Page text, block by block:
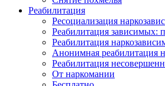
Реабилитация
Ресоциализация
Реабилитация зависимых:
Реабилитация
Анонимная реабилитация
Реабилитация
От наркомании